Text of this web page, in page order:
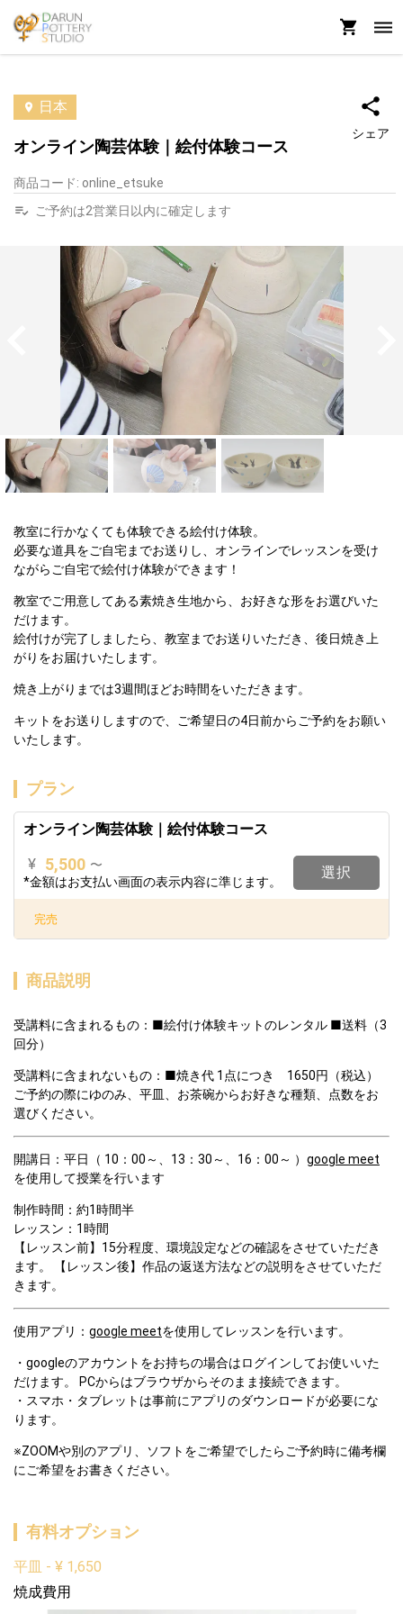
日本
オンライン陶芸体験｜絵付体験コース
シェア
商品コード: online_etsuke
ご予約は2営業日以内に確定します
教室に行かなくても体験できる絵付け体験。
必要な道具をご自宅までお送りし、オンラインでレッスンを受け
ながらご自宅で絵付け体験ができます！
教室でご用意してある素焼き生地から、お好きな形をお選びいた
だけます。
絵付けが完了しましたら、教室までお送りいただき、後日焼き上
がりをお届けいたします。
焼き上がりまでは3週間ほどお時間をいただきます。
キットをお送りしますので、ご希望日の4日前からご予約をお願い
いたします。
プラン
オンライン陶芸体験｜絵付体験コース
¥ 5,500 〜
*金額はお支払い画面の表示内容に準じます。
選択
完売
商品説明
受講料に含まれるもの：■絵付け体験キットのレンタル ■送料（3
回分）
受講料に含まれないもの：■焼き代 1点につき　1650円（税込）
ご予約の際にゆのみ、平皿、お茶碗からお好きな種類、点数をお
選びください。
開講日：平日（ 10：00～、13：30～、16：00～ ） google meet
を使用して授業を行います
制作時間：約1時間半
レッスン：1時間
【レッスン前】15分程度、環境設定などの確認をさせていただき
ます。 【レッスン後】作品の返送方法などの説明をさせていただ
きます。
使用アプリ： google meetを使用してレッスンを行います。
googleのアカウントをお持ちの場合はログインしてお使いいた
だけます。 PCからはブラウザからそのまま接続できます。
スマホ・タブレットは事前にアプリのダウンロードが必要にな
ります。
※ZOOMや別のアプリ、ソフトをご希望でしたらご予約時に備考欄
にご希望をお書きください。
有料オプション
平皿 - ¥ 1,650
焼成費用